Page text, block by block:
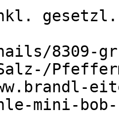
8309-
mini-bob-